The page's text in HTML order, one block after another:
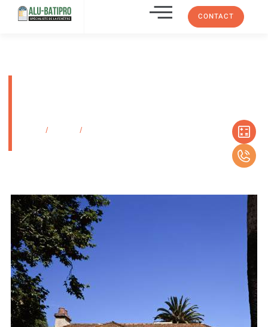
CONTACT
répondre au marché français
/ /
Fenêtres à la Française PVC 70 mm avec normes pour